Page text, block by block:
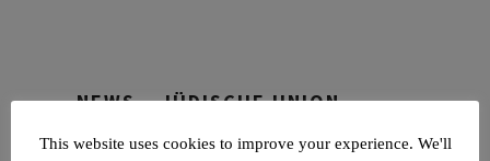
NEWS – JÜDISCHE UNION
This website uses cookies to improve your experience. We'll